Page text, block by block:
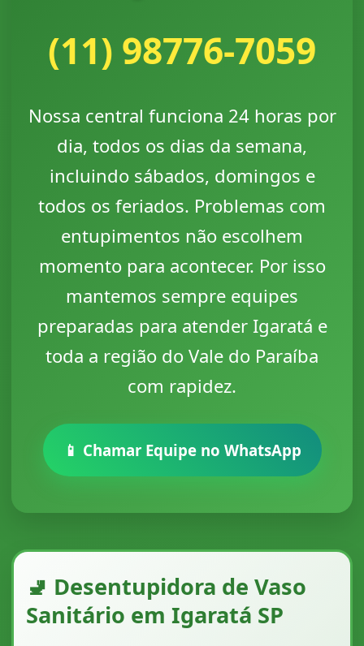
(11) 98776-7059
Nossa central funciona 24 horas por
dia, todos os dias da semana,
incluindo sábados, domingos e
todos os feriados. Problemas com
entupimentos não escolhem
momento para acontecer. Por isso
mantemos sempre equipes
preparadas para atender Igaratá e
toda a região do Vale do Paraíba
com rapidez.
📱 Chamar Equipe no WhatsApp
🚽 Desentupidora de Vaso
Sanitário em Igaratá SP